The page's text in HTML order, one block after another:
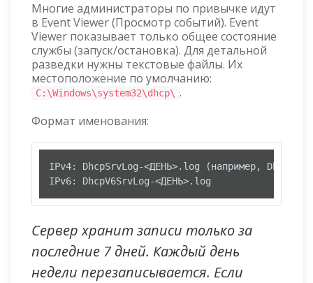
Многие администраторы по привычке идут
в Event Viewer (Просмотр событий). Event
Viewer показывает только общее состояние
службы (запуск/остановка). Для детальной
разведки нужны текстовые файлы. Их
местоположение по умолчанию:
C:\Windows\system32\dhcp\ .
Формат именования:
IPv4: DhcpSrvLog-<ДЕНЬ>.log (например,
IPv6: DhcpV6SrvLog-<ДЕНЬ>.log
Сервер хранит записи только за
последние 7 дней. Каждый день
недели перезаписывается. Если